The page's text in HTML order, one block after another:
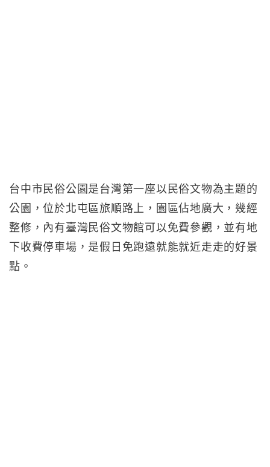
台中市民俗公園是台灣第一座以民俗文物為主題的
公園，位於北屯區旅順路上，園區佔地廣大，幾經
整修，內有臺灣民俗文物館可以免費參觀，並有地
下收費停車場，是假日免跑遠就能就近走走的好景
點。